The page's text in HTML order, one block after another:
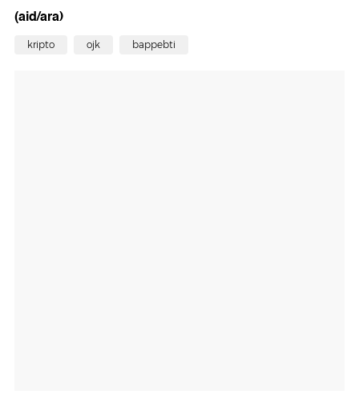
(aid/ara)
kripto ojk bappebti